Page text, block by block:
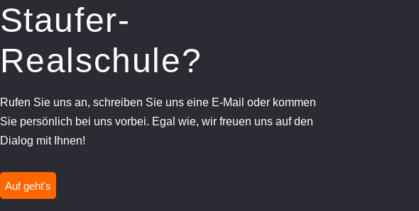
Staufer-
Realschule?
Rufen Sie uns an, schreiben Sie uns eine E-Mail oder kommen
Sie persönlich bei uns vorbei. Egal wie, wir freuen uns auf den
Dialog mit Ihnen!
Auf geht's